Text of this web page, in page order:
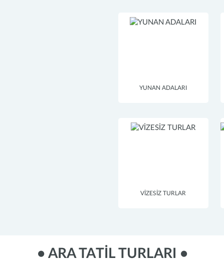
YUNAN ADALARI
VİZESİZ TURLAR
• ARA TATİL TURLARI •